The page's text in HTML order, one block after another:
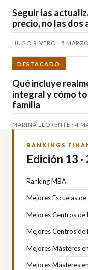
Seguir las
precio, no las dos
HUGO RIVERO · 5
DESTACADO
Qué incluye
integral y cómo
familia
MARINA LLORENTE · 4
RANKINGS
Edición 13
Ranking MBA
Mejores Escuelas
Mejores Centros de
Mejores Centros de
Mejores Másteres
Mejores Másteres